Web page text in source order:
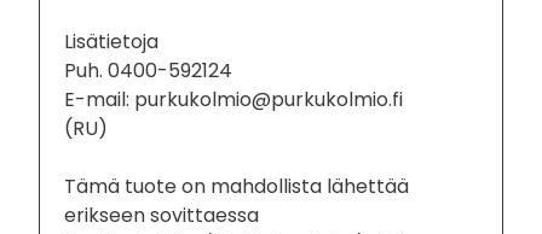
Lisätietoja
Puh. 0400-592124
E-mail: purkukolmio@purkukolmio.fi
(RU)
Tämä tuote on mahdollista lähettää
erikseen sovittaessa